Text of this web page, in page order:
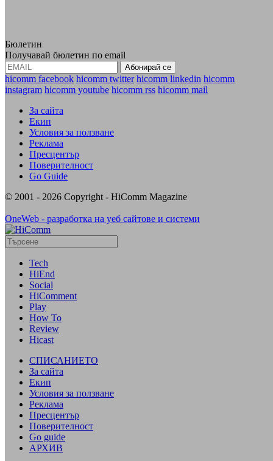
Бюлетин
Получавай бюлетин по email
hicomm facebook hicomm twitter hicomm linkedin hicomm
instagram hicomm youtube hicomm rss hicomm mail
За сайта
Екип
Условия за ползване
Реклама
Пресцентър
Поверителност
Go Guide
© 2001 - 2026 Copyright - HiComm Magazine
OneWeb - разработка на уеб сайтове и системи
Tech
HiEnd
Social
HiComment
Play
How To
Review
Hicast
СПИСАНИЕТО
За сайта
Екип
Условия за ползване
Реклама
Пресцентър
Поверителност
Go guide
АРХИВ